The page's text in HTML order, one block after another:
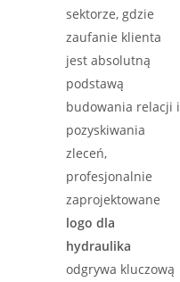
sektorze, gdzie
zaufanie klienta
jest absolutną
podstawą
budowania relacji i
pozyskiwania
zleceń,
profesjonalnie
zaprojektowane
logo dla
hydraulika
odgrywa kluczową